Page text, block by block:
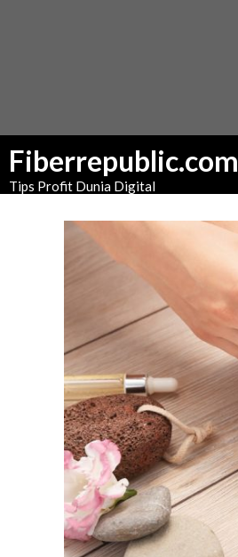
Fiberrepublic.com
Tips Profit Dunia Digital